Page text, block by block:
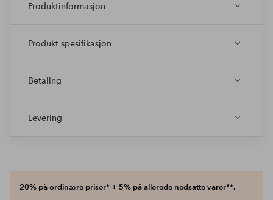
Produktinformasjon
Produkt spesifikasjon
Betaling
Levering
20% på ordinære priser* + 5% på allerede nedsatte varer**.